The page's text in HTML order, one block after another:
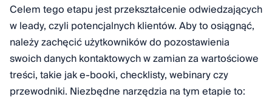
Celem tego etapu jest przekształcenie odwiedzających
w leady, czyli potencjalnych klientów. Aby to osiągnąć,
należy zachęcić użytkowników do pozostawienia
swoich danych kontaktowych w zamian za wartościowe
treści, takie jak e-booki, checklisty, webinary czy
przewodniki. Niezbędne narzędzia na tym etapie to: